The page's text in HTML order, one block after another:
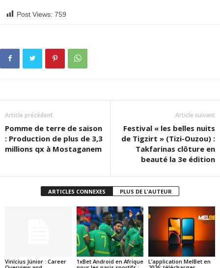
Post Views: 759
Article précédent
Pomme de terre de saison
: Production de plus de 3,3
millions qx à Mostaganem
Article suivant
Festival « les belles nuits
de Tigzirt » (Tizi-Ouzou) :
Takfarinas clôture en
beauté la 3e édition
ARTICLES CONNEXES PLUS DE L'AUTEUR
Vinícius Júnior : Career
1xBet Android en Afrique
L’application MelBet en